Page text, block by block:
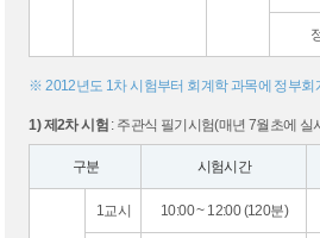
※ 2012년도 1차 시험부터 회계학 과목에 정부회
1) 제2차 시험 : 주관식 필기시험(매년 7월초에 실
구분 시험시간
1교시 10:00 ~ 12:00 (120분)